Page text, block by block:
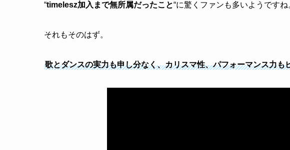
“timelesz加入まで無所属だったこと“に驚くファンも多いようですね
それもそのはず。
歌とダンスの実力も申し分なく、カリスマ性、パフォーマンス力も